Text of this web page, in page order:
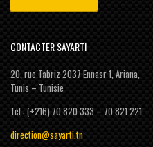
CONTACTER SAYARTI
20, rue Tabriz 2037 Ennasr 1, Ariana,
Tunis – Tunisie
Tél : (+216) 70 820 333 – 70 821 221
direction@sayarti.tn